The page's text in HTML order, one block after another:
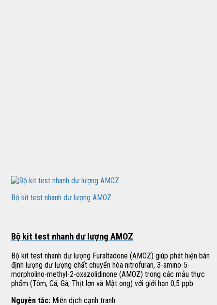
Bộ kit test nhanh dư lượng AMOZ
Bộ kit test nhanh dư lượng AMOZ
Bộ kit test nhanh dư lượng Furaltadone (AMOZ) giúp phát hiện bán
định lượng dư lượng chất chuyển hóa nitrofuran, 3-amino-5-
morpholino-methyl-2-oxazolidinone (AMOZ) trong các mẫu thực
phẩm (Tôm, Cá, Gà, Thịt lợn và Mật ong) với giới hạn 0,5 ppb.
Nguyên tắc: Miễn dịch cạnh tranh.